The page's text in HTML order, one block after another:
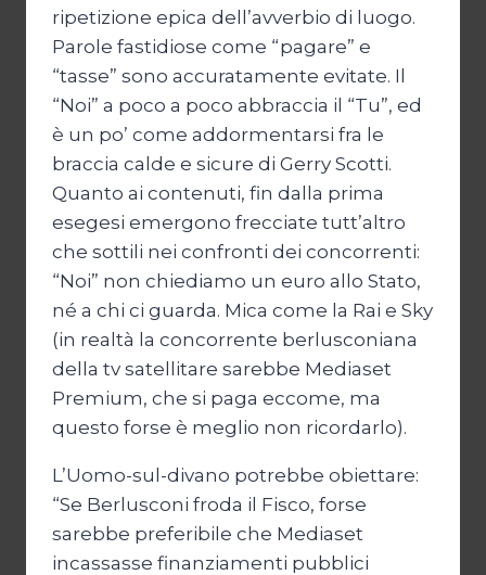
ripetizione epica dell’avverbio di luogo.
Parole fastidiose come “pagare” e
“tasse” sono accuratamente evitate. Il
“Noi” a poco a poco abbraccia il “Tu”, ed
è un po’ come addormentarsi fra le
braccia calde e sicure di Gerry Scotti.
Quanto ai contenuti, fin dalla prima
esegesi emergono frecciate tutt’altro
che sottili nei confronti dei concorrenti:
“Noi” non chiediamo un euro allo Stato,
né a chi ci guarda. Mica come la Rai e Sky
(in realtà la concorrente berlusconiana
della tv satellitare sarebbe Mediaset
Premium, che si paga eccome, ma
questo forse è meglio non ricordarlo).
L’Uomo-sul-divano potrebbe obiettare:
“Se Berlusconi froda il Fisco, forse
sarebbe preferibile che Mediaset
incassasse finanziamenti pubblici